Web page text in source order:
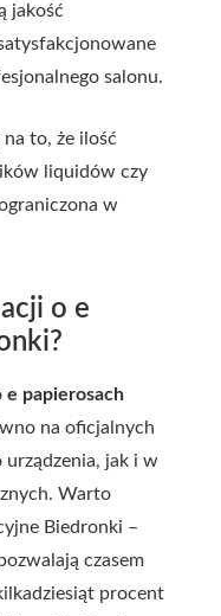
jakość
salonu.
to, że ilość
liquidów czy
w
o e
e papierosach
na oficjalnych
jak i w
Warto
Biedronki –
czasem
procent